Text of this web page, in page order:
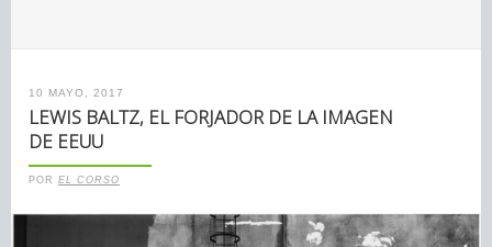
10 MAYO, 2017
LEWIS BALTZ, EL FORJADOR DE LA IMAGEN
DE EEUU
POR EL CORSO